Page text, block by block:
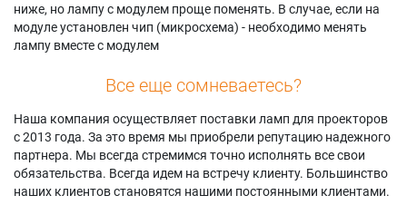
ниже, но лампу с модулем проще поменять. В случае, если на
модуле установлен чип (микросхема) - необходимо менять
лампу вместе с модулем
Все еще сомневаетесь?
Наша компания осуществляет поставки ламп для проекторов
с 2013 года. За это время мы приобрели репутацию надежного
партнера. Мы всегда стремимся точно исполнять все свои
обязательства. Всегда идем на встречу клиенту. Большинство
наших клиентов становятся нашими постоянными клиентами.